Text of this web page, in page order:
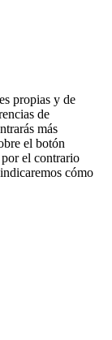
propias y de
de
más
el botón
el contrario
cómo